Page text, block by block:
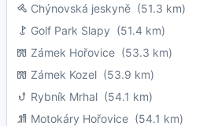
Chýnovská jeskyně (51.3 km)
Golf Park Slapy (51.4 km)
Zámek Hořovice (53.3 km)
Zámek Kozel (53.9 km)
Rybník Mrhal (54.1 km)
Motokáry Hořovice (54.1 km)